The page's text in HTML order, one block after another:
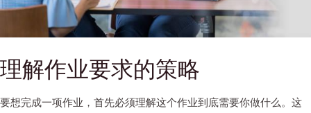
理解作业要求的策略
要想完成一项作业，首先必须理解这个作业到底需要你做什么。这